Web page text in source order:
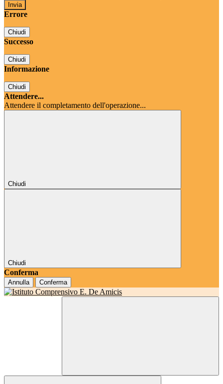
Errore
Chiudi
Successo
Chiudi
Informazione
Chiudi
Attendere...
Attendere il completamento dell'operazione...
Chiudi
Chiudi
Conferma
Annulla Conferma